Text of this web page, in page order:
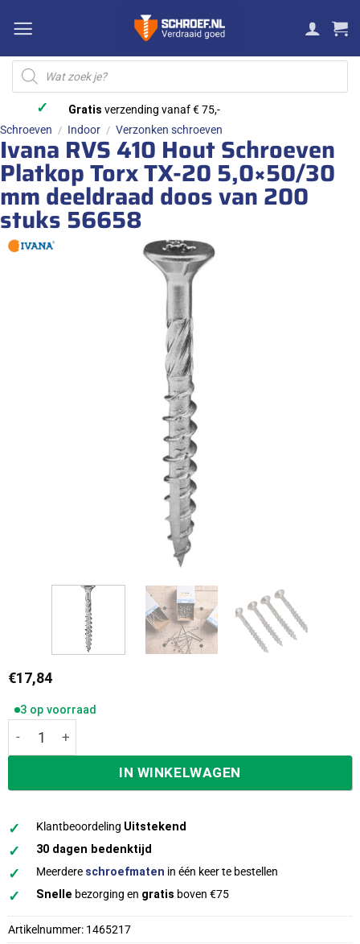
naar
inhoud
Producten
zoeken
✓ Gratis verzending vanaf € 75,-
Schroeven / Indoor / Verzonken schroeven
Ivana RVS 410 Hout Schroeven
Platkop Torx TX-20 5,0×50/30
mm deeldraad doos van 200
stuks 56658
€17,84
3 op voorraad
Ivana RVS 410 Hout Schroeven Platkop Torx TX-20
IN WINKELWAGEN
✓ Klantbeoordeling Uitstekend
✓ 30 dagen bedenktijd
✓ Meerdere schroefmaten in één keer te bestellen
✓ Snelle bezorging en gratis boven €75
Artikelnummer: 1465217